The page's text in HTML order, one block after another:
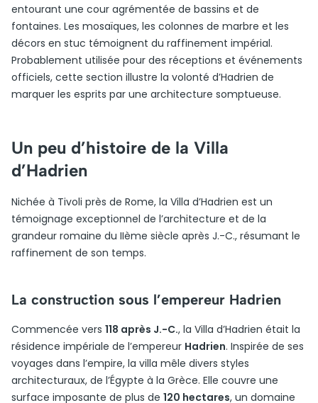
entourant une cour agrémentée de bassins et de
fontaines. Les mosaïques, les colonnes de marbre et les
décors en stuc témoignent du raffinement impérial.
Probablement utilisée pour des réceptions et événements
officiels, cette section illustre la volonté d’Hadrien de
marquer les esprits par une architecture somptueuse.
Un peu d’histoire de la Villa
d’Hadrien
Nichée à Tivoli près de Rome, la Villa d’Hadrien est un
témoignage exceptionnel de l’architecture et de la
grandeur romaine du IIème siècle après J.-C., résumant le
raffinement de son temps.
La construction sous l’empereur Hadrien
Commencée vers 118 après J.-C., la Villa d’Hadrien était la
résidence impériale de l’empereur Hadrien. Inspirée de ses
voyages dans l’empire, la villa mêle divers styles
architecturaux, de l’Égypte à la Grèce. Elle couvre une
surface imposante de plus de 120 hectares, un domaine